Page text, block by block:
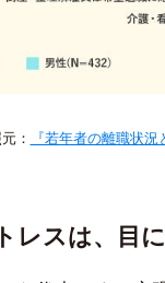
： 『若年者の離職状況
レスは、目